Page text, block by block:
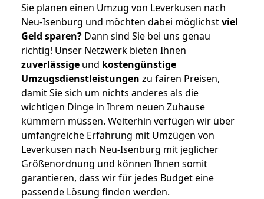
Sie planen einen Umzug von Leverkusen nach
Neu-Isenburg und möchten dabei möglichstviel
Geld sparen? Dann sind Sie bei uns genau
richtig! Unser Netzwerk bieten Ihnen
zuverlässige und kostengünstige
Umzugsdienstleistungen zu fairen Preisen,
damit Sie sich um nichts anderes als die
wichtigen Dinge in Ihrem neuen Zuhause
kümmern müssen. Weiterhin verfügen wir über
umfangreiche Erfahrung mit Umzügen von
Leverkusen nach Neu-Isenburg mit jeglicher
Größenordnung und können Ihnen somit
garantieren, dass wir für jedes Budget eine
passende Lösung finden werden.